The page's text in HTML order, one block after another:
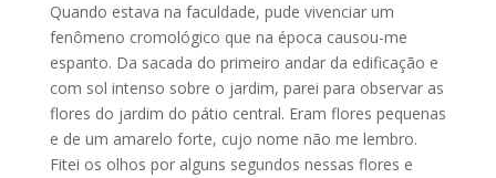
Quando estava na faculdade, pude vivenciar um
fenômeno cromológico que na época causou-me
espanto. Da sacada do primeiro andar da edificação e
com sol intenso sobre o jardim, parei para observar as
flores do jardim do pátio central. Eram flores pequenas
e de um amarelo forte, cujo nome não me lembro.
Fitei os olhos por alguns segundos nessas flores e